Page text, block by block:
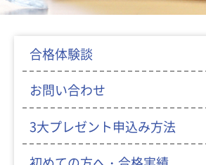
合格体験談
お問い合わせ
3大プレゼント申込み方法